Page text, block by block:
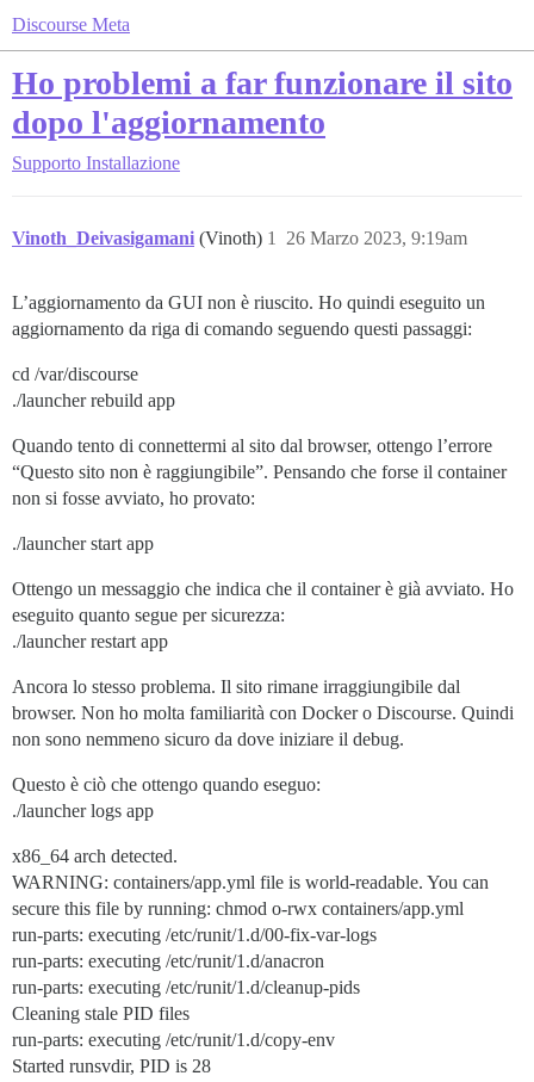
Discourse Meta
Ho problemi a far funzionare il sito
dopo l'aggiornamento
Supporto Installazione
Vinoth_Deivasigamani (Vinoth) 26 Marzo 2023, 9:19am
1
L’aggiornamento da GUI non è riuscito. Ho quindi eseguito un
aggiornamento da riga di comando seguendo questi passaggi:
cd /var/discourse
./launcher rebuild app
Quando tento di connettermi al sito dal browser, ottengo l’errore
“Questo sito non è raggiungibile”. Pensando che forse il container
non si fosse avviato, ho provato:
./launcher start app
Ottengo un messaggio che indica che il container è già avviato. Ho
eseguito quanto segue per sicurezza:
./launcher restart app
Ancora lo stesso problema. Il sito rimane irraggiungibile dal
browser. Non ho molta familiarità con Docker o Discourse. Quindi
non sono nemmeno sicuro da dove iniziare il debug.
Questo è ciò che ottengo quando eseguo:
./launcher logs app
x86_64 arch detected.
WARNING: containers/app.yml file is world-readable. You can
secure this file by running: chmod o-rwx containers/app.yml
run-parts: executing /etc/runit/1.d/00-fix-var-logs
run-parts: executing /etc/runit/1.d/anacron
run-parts: executing /etc/runit/1.d/cleanup-pids
Cleaning stale PID files
run-parts: executing /etc/runit/1.d/copy-env
Started runsvdir, PID is 28